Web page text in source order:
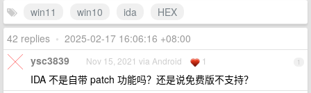
win11
win10 ida
HEX
42 replies • 2025-02-17 16:06:16 +08:00
1
ysc3839 Nov 15, 2021 via Android 1
IDA 不是自带 patch 功能吗？还是说免费版不支持？